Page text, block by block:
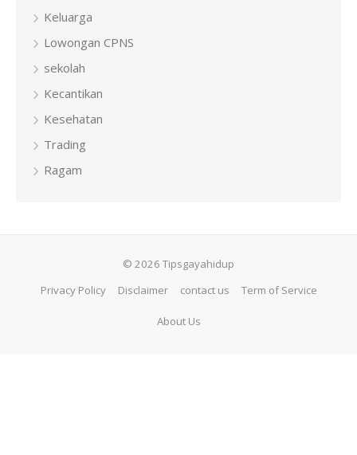
Keluarga
Lowongan CPNS
sekolah
Kecantikan
Kesehatan
Trading
Ragam
© 2026 Tipsgayahidup
Privacy Policy
Disclaimer contact us Term of Service
About Us